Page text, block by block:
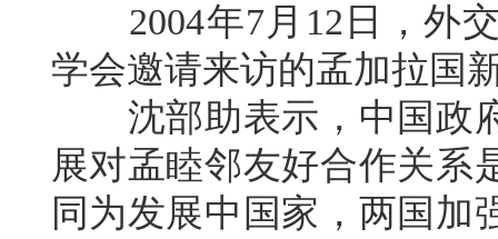
2004年7月12日，外交
学会邀请来访的孟加拉国
沈部助表示，中国政府
展对孟睦邻友好合作关系
同为发展中国家，两国加